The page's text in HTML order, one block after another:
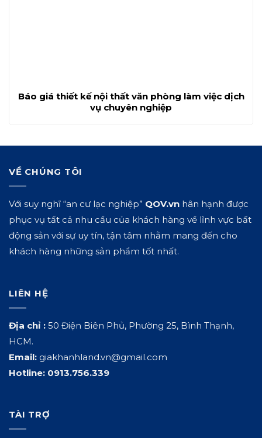
Báo giá thiết kế nội thất văn phòng làm việc dịch
vụ chuyên nghiệp
VỀ CHÚNG TÔI
Với suy nghĩ “an cư lạc nghiệp” QOV.vn hân hạnh được
phục vụ tất cả nhu cầu của khách hàng về lĩnh vực bất
động sản với sự uy tín, tận tâm nhằm mang đến cho
khách hàng những sản phẩm tốt nhất.
LIÊN HỆ
Địa chỉ : 50 Điện Biên Phủ, Phường 25, Bình Thạnh,
HCM.
Email: giakhanhland.vn@gmail.com
Hotline: 0913.756.339
TÀI TRỢ